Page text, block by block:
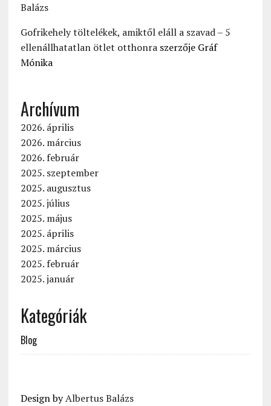
Balázs
Gofrikehely töltelékek, amiktől eláll a szavad – 5
ellenállhatatlan ötlet otthonraszerzője Gráf
Mónika
Archívum
2026. április
2026. március
2026. február
2025. szeptember
2025. augusztus
2025. július
2025. május
2025. április
2025. március
2025. február
2025. január
Kategóriák
Blog
Design byAlbertus Balázs